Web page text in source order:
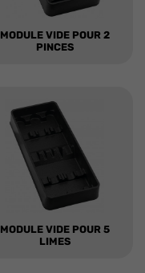
MODULE VIDE POUR 2
PINCES
MODULE VIDE POUR 5
LIMES